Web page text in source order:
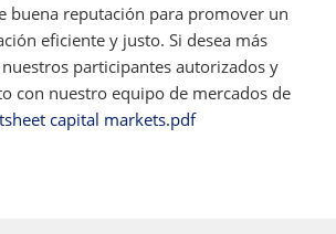
buena reputación para promover un
eficiente y justo. Si desea más
participantes autorizados y
con nuestro equipo de mercados de
capital markets.pdf